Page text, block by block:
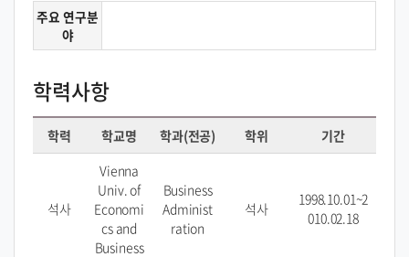
주요 연구분
야
학력사항
학력 학교명 학과(전공) 학위 기간
석사
Vienna
Univ. of
Economi
cs and
Business
Business
Administ
ration
석사
1998.10.01~2
010.02.18